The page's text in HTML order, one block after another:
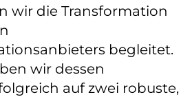
wir die Transformation
begleitet.
wir dessen
auf zwei robuste,